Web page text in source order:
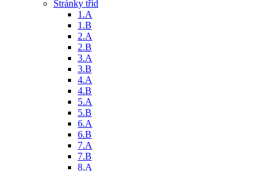
Stránky tříd
1.A
1.B
2.A
2.B
3.A
3.B
4.A
4.B
5.A
5.B
6.A
6.B
7.A
7.B
8.A